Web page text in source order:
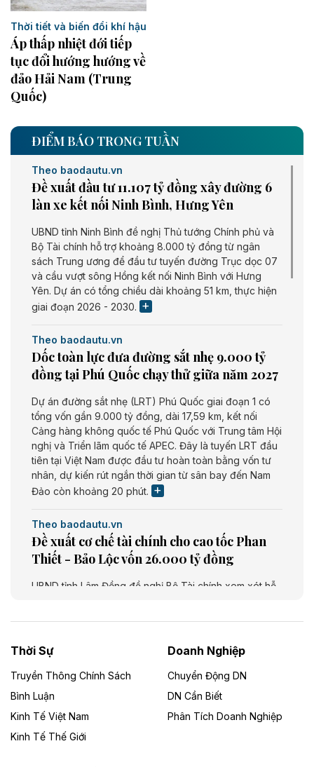
Thời tiết và biến đổi khí hậu
Áp thấp nhiệt đới tiếp
tục đổi hướng hướng về
đảo Hải Nam (Trung
Quốc)
ĐIỂM BÁO TRONG TUẦN
Theo baodautu.vn
Đề xuất đầu tư 11.107 tỷ đồng xây đường 6
làn xe kết nối Ninh Bình, Hưng Yên
UBND tỉnh Ninh Bình đề nghị Thủ tướng Chính phủ và
Bộ Tài chính hỗ trợ khoảng 8.000 tỷ đồng từ ngân
sách Trung ương để đầu tư tuyến đường Trục dọc 07
và cầu vượt sông Hồng kết nối Ninh Bình với Hưng
Yên. Dự án có tổng chiều dài khoảng 51 km, thực hiện
giai đoạn 2026 - 2030.
Theo baodautu.vn
Dốc toàn lực đưa đường sắt nhẹ 9.000 tỷ
đồng tại Phú Quốc chạy thử giữa năm 2027
Dự án đường sắt nhẹ (LRT) Phú Quốc giai đoạn 1 có
tổng vốn gần 9.000 tỷ đồng, dài 17,59 km, kết nối
Cảng hàng không quốc tế Phú Quốc với Trung tâm Hội
nghị và Triển lãm quốc tế APEC. Đây là tuyến LRT đầu
tiên tại Việt Nam được đầu tư hoàn toàn bằng vốn tư
nhân, dự kiến rút ngắn thời gian từ sân bay đến Nam
Đảo còn khoảng 20 phút.
Theo baodautu.vn
Đề xuất cơ chế tài chính cho cao tốc Phan
Thiết - Bảo Lộc vốn 26.000 tỷ đồng
UBND tỉnh Lâm Đồng đề nghị Bộ Tài chính xem xét hỗ
- Bu Prăng. Dự án dài khoảng 73,49 km, tổng mức đầu
tư dự kiến 26.000 tỷ đồng.
Theo baodautu.vn
Cà Mau chấp thuận chủ trương đầu tư Dự
án khu chợ và nhà ở nông thôn vốn 563 tỷ
đồng
Thời Sự
Truyền Thông Chính Sách
Bình Luận
Kinh Tế Việt Nam
Kinh Tế Thế Giới
Doanh Nghiệp
Chuyển Động DN
DN Cần Biết
Phân Tích Doanh Nghiệp